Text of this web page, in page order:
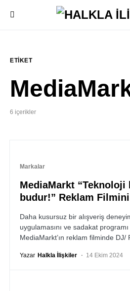
ETIKET
6 içerikler
Markalar
MediaMarkt
budur!” Reklam Filmini
Daha kusursuz bir alışveriş
uygulamasını ve sadakat programı
MediaMarkt’ın reklam filminde DJ/
Yazar Halkla İlişkiler 14 Ekim 2024